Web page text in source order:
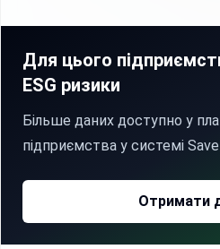
Для цього
ESG ризики
Більше даних доступно у
підприємства у системі
Отримати